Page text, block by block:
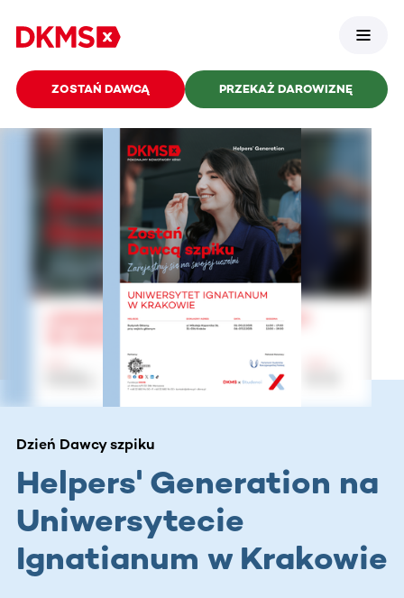
ZOSTAŃ DAWCĄ PRZEKAŻ DAROWIZNĘ
Dzień Dawcy szpiku
Helpers' Generation na
Uniwersytecie
Ignatianum w Krakowie